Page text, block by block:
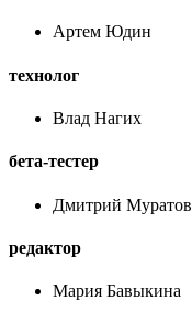
Артем Юдин
технолог
Влад Нагих
бета-тестер
Дмитрий Муратов
редактор
Мария Бавыкина